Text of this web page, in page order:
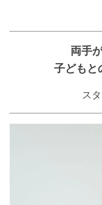
両手
子どもと
ス